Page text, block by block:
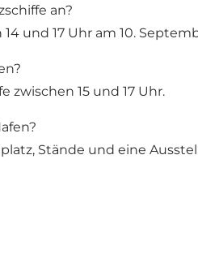
an?
und 17 Uhr am 10.
zwischen 15 und 17 Uhr.
Stände und eine